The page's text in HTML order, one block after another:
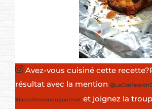
Avez-vous cuisiné cette recette?
résultat avec la mention
#laconfessiondugourmet et joignez la